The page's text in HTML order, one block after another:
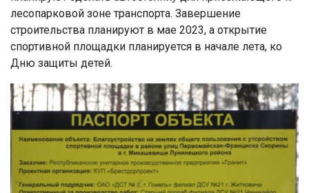
лесопарковой зоне транспорта. Завершение
строительства планируют в мае 2023, а открытие
спортивной площадки планируется в начале лета, ко
Дню защиты детей.